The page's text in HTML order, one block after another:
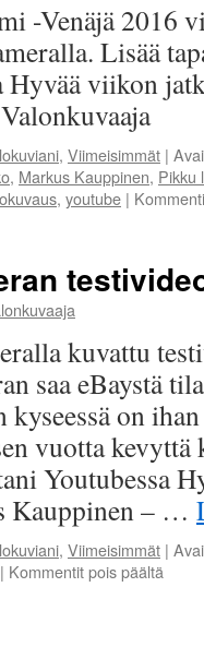
-Venäjä 2016
Lisää
Hyvää viikon
, Viimeisimmät |
, Markus Kauppinen, Pikku
, youtube |
kuvattu
saa eBaystä
on
vuotta kevyttä
Youtubessa
Kauppinen – …
, Viimeisimmät |
| Kommentit pois päältä